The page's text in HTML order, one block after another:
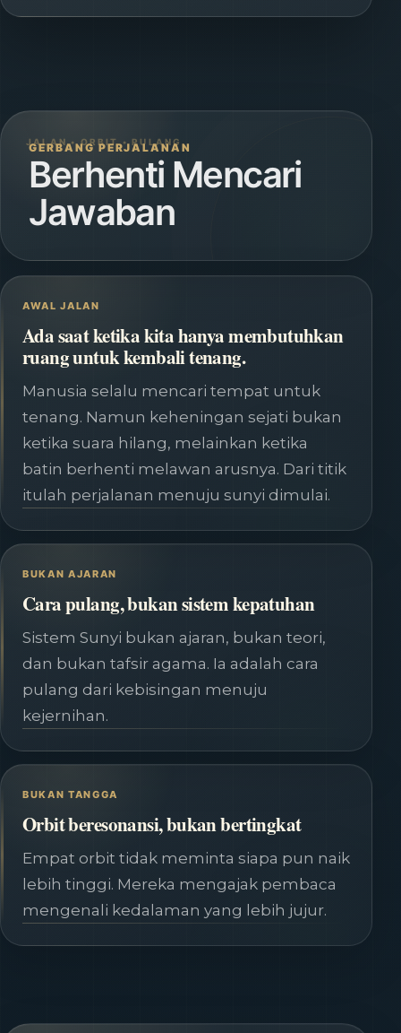
GERBANG PERJALANAN
Berhenti Mencari
Jawaban
AWAL JALAN
Ada saat ketika kita hanya membutuhkan
ruang untuk kembali tenang.
Manusia selalu mencari tempat untuk
tenang. Namun keheningan sejati bukan
ketika suara hilang, melainkan ketika
batin berhenti melawan arusnya. Dari titik
itulah perjalanan menuju sunyi dimulai.
BUKAN AJARAN
Cara pulang, bukan sistem kepatuhan
Sistem Sunyi bukan ajaran, bukan teori,
dan bukan tafsir agama. Ia adalah cara
pulang dari kebisingan menuju
kejernihan.
BUKAN TANGGA
Orbit beresonansi, bukan bertingkat
Empat orbit tidak meminta siapa pun naik
lebih tinggi. Mereka mengajak pembaca
mengenali kedalaman yang lebih jujur.